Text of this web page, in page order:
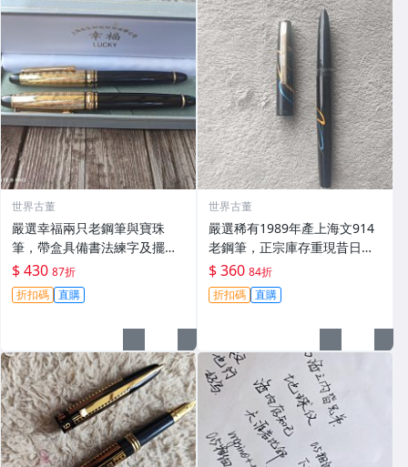
世界古董
嚴選幸福兩只老鋼筆與寶珠
筆，帶盒具備書法練字及擺件
多用途 大氣做工 可收藏 鋼筆
老古董 筆具
$ 430 87折
折扣碼 直購
世界古董
嚴選稀有1989年產上海文914
老鋼筆，正宗庫存重現昔日風
華 南星同屬知名鋼筆品牌 上海
文學 鋪金鋼筆
$ 360 84折
折扣碼 直購